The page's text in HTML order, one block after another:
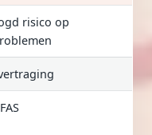
risico op